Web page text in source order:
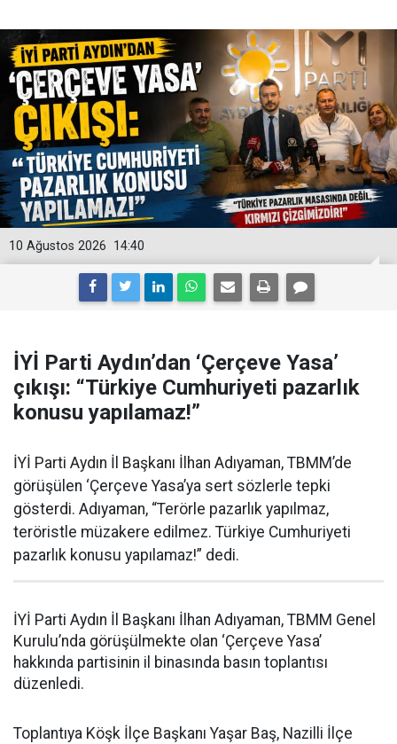
14:40
10 Ağustos 2026
İYİ Parti Aydın’dan ‘Çerçeve Yasa’
çıkışı: “Türkiye Cumhuriyeti pazarlık
konusu yapılamaz!”
İYİ Parti Aydın İl Başkanı İlhan Adıyaman, TBMM’de
görüşülen ‘Çerçeve Yasa’ya sert sözlerle tepki
gösterdi. Adıyaman, “Terörle pazarlık yapılmaz,
teröristle müzakere edilmez. Türkiye Cumhuriyeti
pazarlık konusu yapılamaz!” dedi.
İYİ Parti Aydın İl Başkanı İlhan Adıyaman, TBMM Genel
Kurulu’nda görüşülmekte olan ‘Çerçeve Yasa’
hakkında partisinin il binasında basın toplantısı
düzenledi.
Toplantıya Köşk İlçe Başkanı Yaşar Baş, Nazilli İlçe